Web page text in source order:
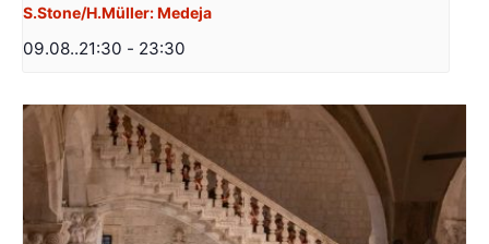
S.Stone/H.Müller: Medeja
09.08..21:30 - 23:30